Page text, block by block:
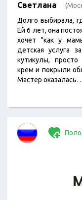
Светлана
Долго выбирала,
Ей 6 лет, она
хочет "как у
детская услуга
кутикулы,
крем и покрыли
Мастер